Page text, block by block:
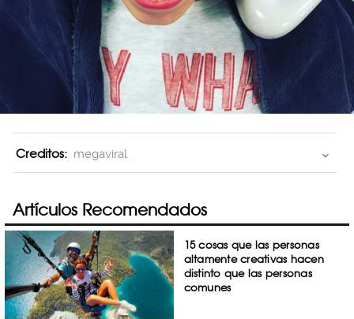
Creditos: megaviral
Artículos Recomendados
15 cosas que las personas
altamente creativas hacen
distinto que las personas
comunes